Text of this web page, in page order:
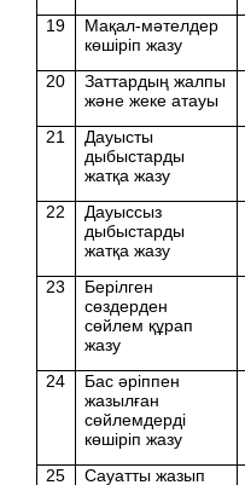
19
Мақал-мәтелдер
көшіріп жазу
20
Заттардың жалпы
және жеке атауы
21
Дауысты
дыбыстарды
жатқа жазу
22
Дауыссыз
дыбыстарды
жатқа жазу
23
Берілген
сөздерден
сөйлем құрап
жазу
24
Бас әріппен
жазылған
сөйлемдерді
көшіріп жазу
25
Сауатты жазып